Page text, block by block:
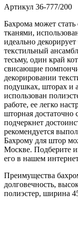
Артикул 36-777/200
Бахрома может
тканями,
идеально
текстильный
тесьму, один край
свисающие
декорировании
подушках, шторах и
использован
работе, ее легко
шторная достаточно
подчеркнет
рекомендуется
Бахрому для штор
Москве. Подберите
его в нашем
Преимущества
долговечность,
полиэстер, ширина